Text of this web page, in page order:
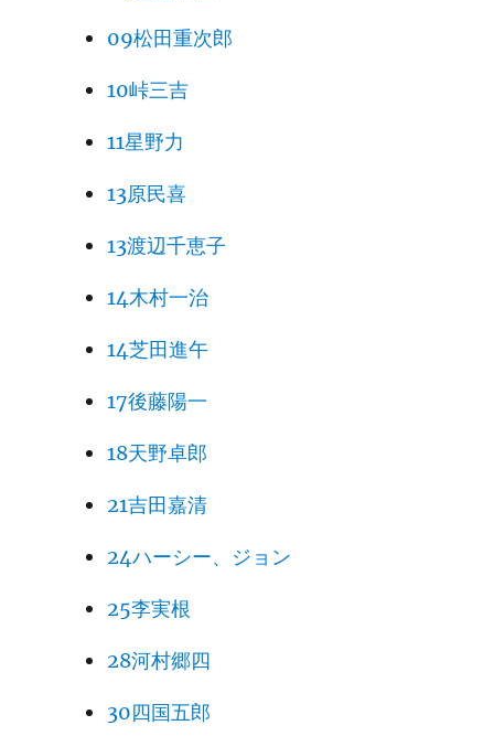
09松田重次郎
10峠三吉
11星野力
13原民喜
13渡辺千恵子
14木村一治
14芝田進午
17後藤陽一
18天野卓郎
21吉田嘉清
24ハーシー、ジョン
25李実根
28河村郷四
30四国五郎